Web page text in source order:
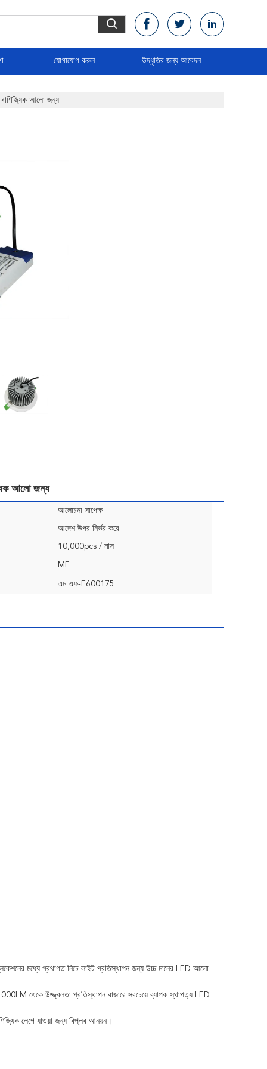
যোগাযোগ করুন উদ্ধৃতির জন্য আবেদন
আলো জন্য
আলো জন্য
আলোচনা সাপেক্ষ
আদেশ উপর নির্ভর করে
10,000pcs / মাস
MF
এম এফ-E600175
মধ্যে প্রথাগত নিচে লাইট প্রতিস্থাপন জন্য উচ্চ মানের LED আলো
থেকে উজ্জ্বলতা প্রতিস্থাপন বাজারে সবচেয়ে ব্যাপক স্থাপত্য LED
লেগে যাওয়া জন্য বিপ্লব আনয়ন।